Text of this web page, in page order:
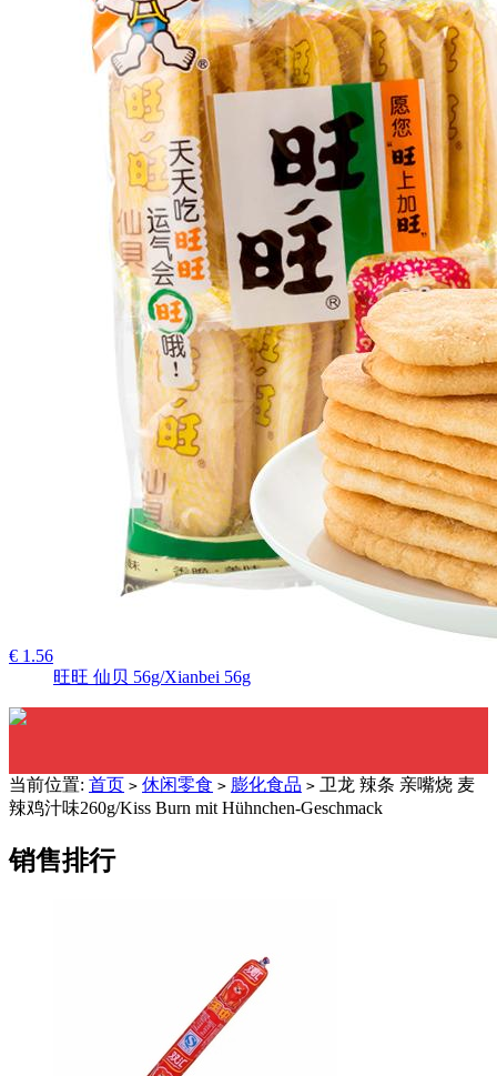
€ 1.56
旺旺 仙贝 56g/Xianbei 56g
当前位置: 首页 > 休闲零食 > 膨化食品 > 卫龙 辣条 亲嘴烧 麦
辣鸡汁味260g/Kiss Burn mit Hühnchen-Geschmack
销售排行